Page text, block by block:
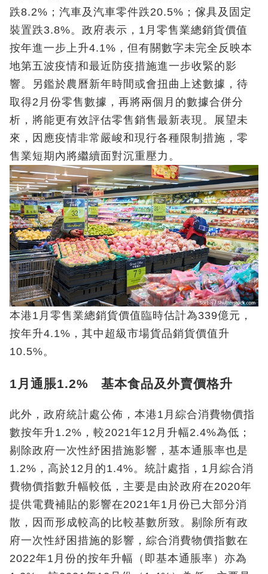
跌8.2%；汽車及汽車零件跌20.5%；傢具及固定
裝置跌3.8%。政府表示，1月零售業總銷貨價值
按年進一步上升4.1%，但有關數字未完全反映本
地第五波疫情和最近防疫措施進一步收緊的影
響。另鑑於農曆新年時間或會扭曲上述數據，待
取得2月份零售數據，再將兩個月的數據合併分
析，將能更有效評估零售銷售最新表現。展望未
來，因應疫情非常嚴峻和現行各種限制措施，零
售業短期內將繼續面對沉重壓力。
本港1月零售業總銷貨價值臨時估計為339億元，
按年升4.1%，其中超級市場貨品銷貨價值升
10.5%。
1月通脹1.2% 基本食品及外賣價格升
此外，政府統計處公佈，本港1月綜合消費物價指
數按年升1.2%，較2021年12月升幅2.4%為低；
剔除政府一次性紓困措施影響，基本通脹率也是
1.2%，高於12月的1.4%。統計處指，1月綜合消
費物價指數升幅較低，主要是由於政府在2020年
提供電費補貼的影響在2021年1月份已大部分消
散，因而形成較高的比較基數所致。剔除所有政
府一次性紓困措施的影響，綜合消費物價指數在
2022年1月份的按年升幅（即基本通脹率）亦為